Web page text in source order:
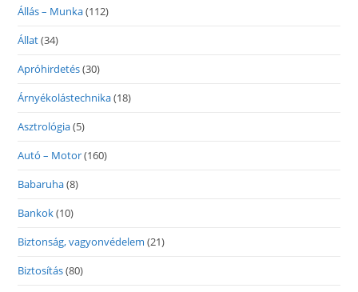
Állás – Munka(112)
Állat(34)
Apróhirdetés(30)
Árnyékolástechnika(18)
Asztrológia(5)
Autó – Motor(160)
Babaruha(8)
Bankok(10)
Biztonság, vagyonvédelem (21)
Biztosítás(80)